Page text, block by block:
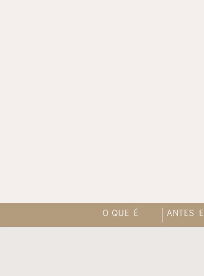
O QUE É ANTES